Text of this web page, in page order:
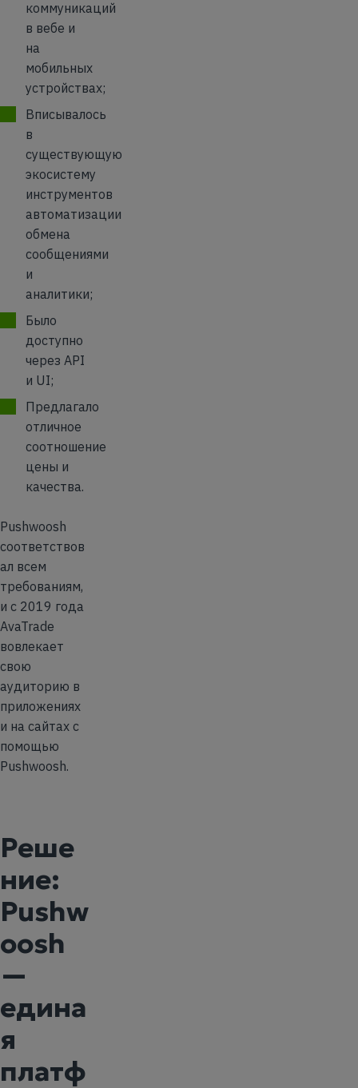
коммуникаций
в вебе и
на
мобильных
устройствах;
Вписывалось
в
существующую
экосистему
инструментов
автоматизации
обмена
сообщениями
и
аналитики;
Было
доступно
через API
и UI;
Предлагало
отличное
соотношение
цены и
качества.
Pushwoosh
соответствов
ал всем
требованиям,
и с 2019 года
AvaTrade
вовлекает
свою
аудиторию в
приложениях
и на сайтах с
помощью
Pushwoosh.
Реше
ние:
Pushw
oosh
—
едина
я
платф